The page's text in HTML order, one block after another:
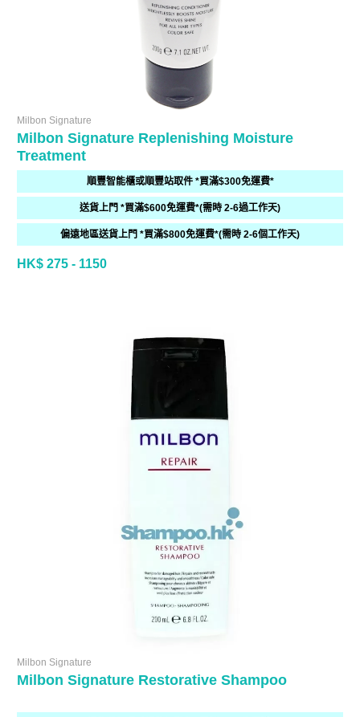
Milbon Signature
Milbon Signature Replenishing Moisture
Treatment
順豐智能櫃或順豐站取件 *買滿$300免運費*
送貨上門 *買滿$600免運費*(需時 2-6過工作天)
偏遠地區送貨上門 *買滿$800免運費*(需時 2-6個工作天)
HK$ 275 - 1150
Milbon Signature
Milbon Signature Restorative Shampoo